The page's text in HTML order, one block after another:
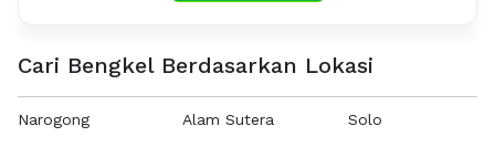
Cari Bengkel Berdasarkan Lokasi
Narogong Alam Sutera Solo